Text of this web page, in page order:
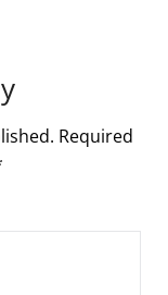
Required